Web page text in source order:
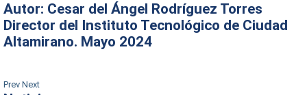
Autor: Cesar del Ángel Rodríguez Torres
Director del Instituto Tecnológico de Ciudad
Altamirano. Mayo 2024
Prev Next